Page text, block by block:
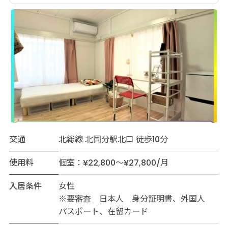
交通
北総線 北国分駅北口 徒歩10分
使用料
個室：¥22,800～¥27,800/月
入居条件
女性
※要審査 日本人 身分証明書、外国人
パスポート、在留カード